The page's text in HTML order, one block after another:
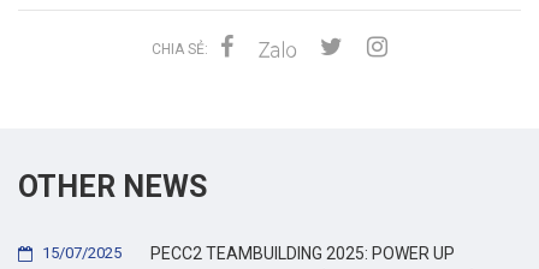
CHIA SẺ:
OTHER NEWS
PECC2 TEAMBUILDING 2025: POWER UP
15/07/2025